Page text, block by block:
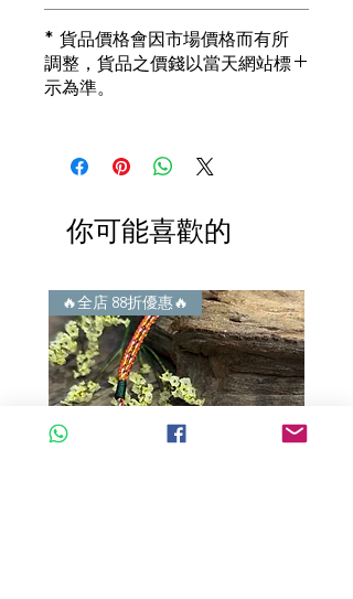
冇加色！冇化妝！
i) 所有已鑲玉器珠寶丶玉鐲丶擺件皆 奉
送 [香港翡翠鑑証書]
i) 成色足。冇鍍金！冇包金！冇假金！
3) 顧客所花費一分一毫全部都是珠寶本
i) 無佣金！無租金！無買手費！真真正
正行內批發價。
謝絕紙上談兵。
* 貨品價格會因市場價格而有所
調整，貨品之價錢以當天網站標
示為準。
你可能喜歡的
🔥全店 88折優惠🔥